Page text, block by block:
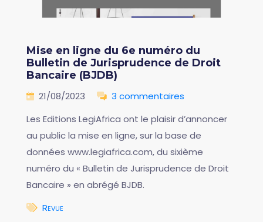
Mise en ligne du 6e numéro du
Bulletin de Jurisprudence de Droit
Bancaire (BJDB)
21/08/2023
3 commentaires
Les Editions LegiAfrica ont le plaisir d’annoncer
au public la mise en ligne, sur la base de
données www.legiafrica.com, du sixième
numéro du « Bulletin de Jurisprudence de Droit
Bancaire » en abrégé BJDB.
Revue